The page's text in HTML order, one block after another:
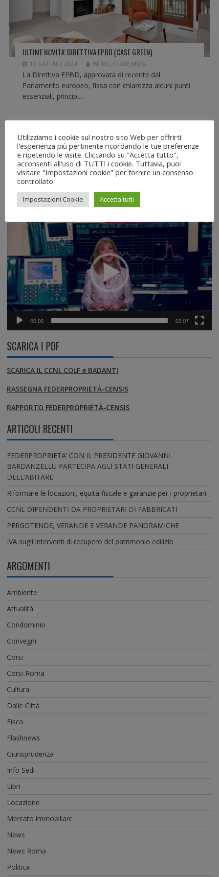
ULTIME NOVITA’ DIRETTIVA EPBD (CASE GREEN)
13 GIUGNO 2024 INTRO_FEDER_M@G
La Direttiva EPBD, approvata di recente dal
Parlamento europeo, fissa con chiarezza alcuni punti
essenziali, principi...
SERVIZIO RAI
Video Servizio RAI
13:30 – 19/12/2022
Video
00:00 02:07
SCARICA I PDF
SCARICA IL CCNL COLF e BADANTI
RASSEGNA FEDERPROPRIETÀ-CENSIS
RAPPORTO FEDERPROPRIETÀ-CENSIS
ARTICOLI RECENTI
FEDERPROPRIETA’ CON IL PRESIDENTE GIOVANNI
BARDANZELLU PARTECIPA AGLI STATI GENERALI
DELL’ABITARE
Riformare le locazioni, equità fiscale e garanzie per i proprietari
CCNL DIPENDENTI DA PROPRIETARI DI FABBRICATI
PERGOTENDE, VERANDE E VERANDE PANORAMICHE
IVA sugli interventi di recupero del patrimonio edilizio
ARGOMENTI
Ambiente
Attualità
Condominio
Convegni
Corsi
Corsi-Roma
Cultura
Dalle Città
Fisco
Flashnews
Giurisprudenza
Info Sedi
Libri
Locazione
Mercato immobiliare
News
News Roma
Politica
Utilizziamo i cookie sul nostro sito Web per offrirti
l'esperienza più pertinente ricordando le tue preferenze
e ripetendo le visite. Cliccando su "Accetta tutto",
acconsenti all'uso di TUTTI i cookie. Tuttavia, puoi
visitare "Impostazioni cookie" per fornire un consenso
controllato.
Impostazioni Cookie Accetta tutti